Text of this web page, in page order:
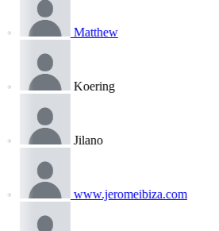
Matthew
Koering
Jilano
www.jeromeibiza.com